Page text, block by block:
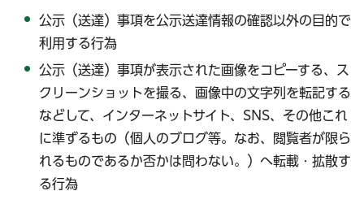
公示（送達）事項を公示送達情報の確認以外の目的で
利用する行為
公示（送達）事項が表示された画像をコピーする、ス
クリーンショットを撮る、画像中の文字列を転記する
などして、インターネットサイト、SNS、その他これ
に準ずるもの（個人のブログ等。なお、閲覧者が限ら
れるものであるか否かは問わない。）へ転載・拡散す
る行為